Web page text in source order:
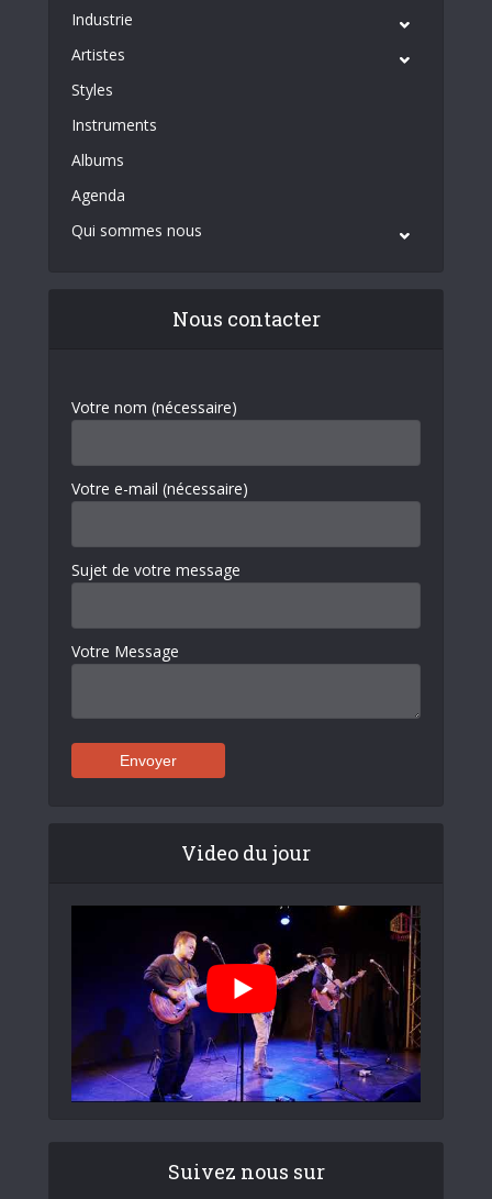
Industrie
Artistes
Styles
Instruments
Albums
Agenda
Qui sommes nous
Nous contacter
Votre nom (nécessaire)
Votre e-mail (nécessaire)
Sujet de votre message
Votre Message
Video du jour
Suivez nous sur